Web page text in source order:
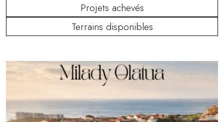
Projets achevés
Terrains disponibles